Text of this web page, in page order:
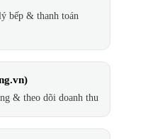
bếp & thanh toán
& theo dõi doanh thu